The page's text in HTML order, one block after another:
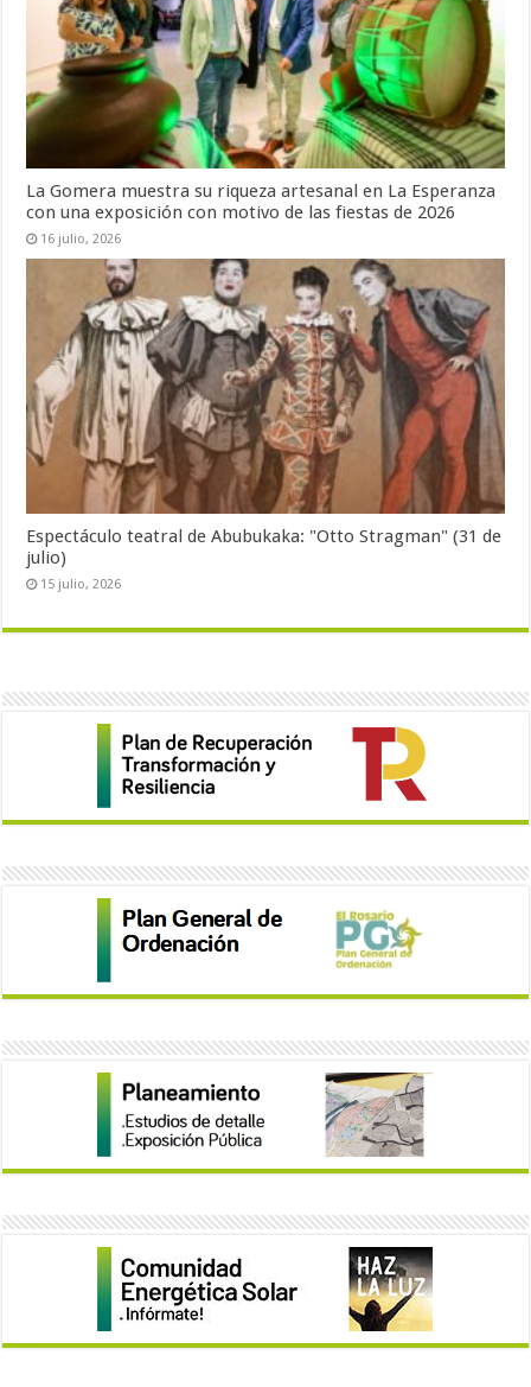
La Gomera muestra su riqueza artesanal en La Esperanza
con una exposición con motivo de las fiestas de 2026
16 julio, 2026
Espectáculo teatral de Abubukaka: "Otto Stragman" (31 de
julio)
15 julio, 2026